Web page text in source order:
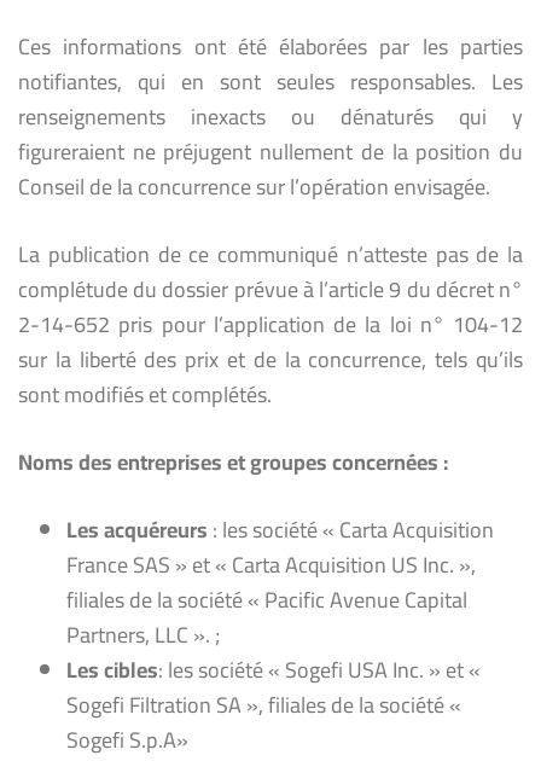
Ces informations ont été élaborées par les parties
notifiantes, qui en sont seules responsables. Les
renseignements inexacts ou dénaturés qui y
figureraient ne préjugent nullement de la position du
Conseil de la concurrence sur l’opération envisagée.
La publication de ce communiqué n’atteste pas de la
complétude du dossier prévue à l’article 9 du décret n°
2-14-652 pris pour l’application de la loi n° 104-12
sur la liberté des prix et de la concurrence, tels qu’ils
sont modifiés et complétés.
Noms des entreprises et groupes concernées :
Les acquéreurs: les société « Carta Acquisition
France SAS » et « Carta Acquisition US Inc. »,
filiales de la société « Pacific Avenue Capital
Partners, LLC ». ;
Les cibles: les société « Sogefi USA Inc. » et «
Sogefi Filtration SA », filiales de la société «
Sogefi S.p.A»